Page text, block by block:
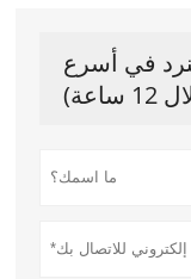
في أسرع